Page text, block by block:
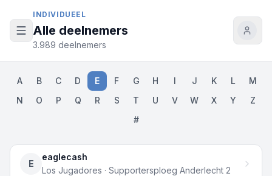
INDIVIDUEEL
Alle deelnemers
3.989 deelnemers
A B C D E F G H I J K L
M
N
O P Q R S T U V W X Y
Z
#
E
eaglecash
Los Jugadores · Supportersploeg Anderlecht 2